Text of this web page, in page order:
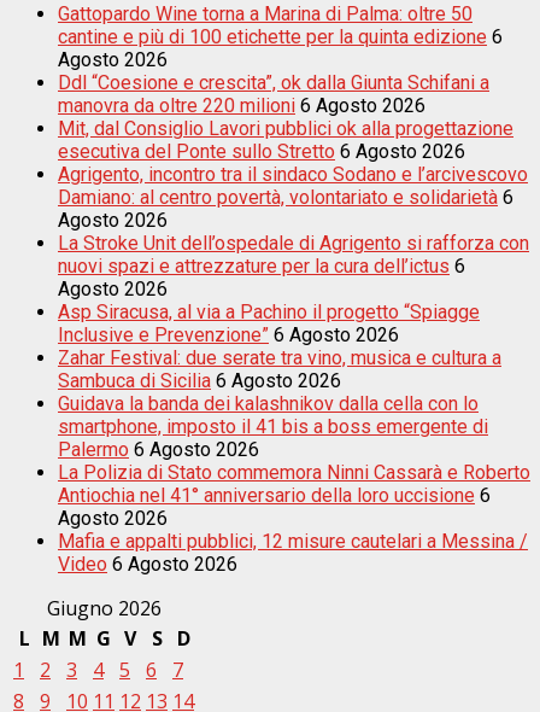
Gattopardo Wine torna a Marina di Palma: oltre 50
cantine e più di 100 etichette per la quinta edizione 6
Agosto 2026
Ddl “Coesione e crescita”, ok dalla Giunta Schifani a
manovra da oltre 220 milioni 6 Agosto 2026
Mit, dal Consiglio Lavori pubblici ok alla progettazione
esecutiva del Ponte sullo Stretto 6 Agosto 2026
Agrigento, incontro tra il sindaco Sodano e l’arcivescovo
Damiano: al centro povertà, volontariato e solidarietà 6
Agosto 2026
La Stroke Unit dell’ospedale di Agrigento si rafforza con
nuovi spazi e attrezzature per la cura dell’ictus 6
Agosto 2026
Asp Siracusa, al via a Pachino il progetto “Spiagge
Inclusive e Prevenzione” 6 Agosto 2026
Zahar Festival: due serate tra vino, musica e cultura a
Sambuca di Sicilia 6 Agosto 2026
Guidava la banda dei kalashnikov dalla cella con lo
smartphone, imposto il 41 bis a boss emergente di
Palermo 6 Agosto 2026
La Polizia di Stato commemora Ninni Cassarà e Roberto
Antiochia nel 41° anniversario della loro uccisione 6
Agosto 2026
Mafia e appalti pubblici, 12 misure cautelari a Messina /
Video 6 Agosto 2026
Giugno 2026
L M M G V S
D
1
2 3 4 5 6
7
8
9 10 11 12 13 14